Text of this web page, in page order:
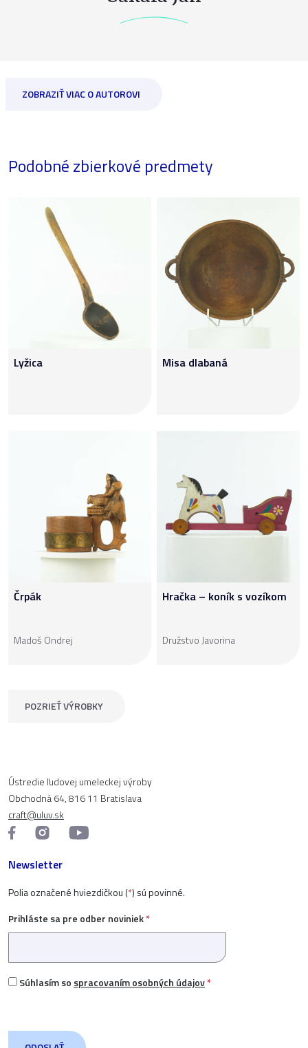
ZOBRAZIŤ VIAC O AUTOROVI
Podobné zbierkové predmety
Lyžica Misa dlabaná
Črpák
Madoš Ondrej
Hračka – koník s vozíkom
Družstvo Javorina
POZRIEŤ VÝROBKY
Ústredie ľudovej umeleckej výroby
Obchodná 64, 816 11 Bratislava
craft@uluv.sk
Newsletter
Polia označené hviezdičkou (*) sú povinné.
Prihláste sa pre odber noviniek*
Súhlasím so spracovaním osobných údajov*